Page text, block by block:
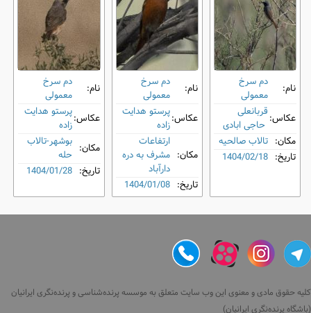
نام:
دم‌ سرخ
معمولی
عکاس:قربانعلی
حاجی ابادی
مکان: تالاب صالحیه
تاریخ: 1404/02/18
نام:
دم‌ سرخ
معمولی
عکاس:پرستو هدایت
زاده
مکان:
ارتفاعات
مشرف به دره
دارآباد
تاریخ: 1404/01/08
نام:
دم‌ سرخ
معمولی
عکاس:پرستو هدایت
زاده
مکان: بوشهر-تالاب
حله
تاریخ: 1404/01/28
کلیه حقوق مادی و معنوی این وب سایت متعلق به موسسه پرنده‌شناسی و پرنده‌نگری ایرانیان
(باشگاه پرنده‌نگری ایرانیان)